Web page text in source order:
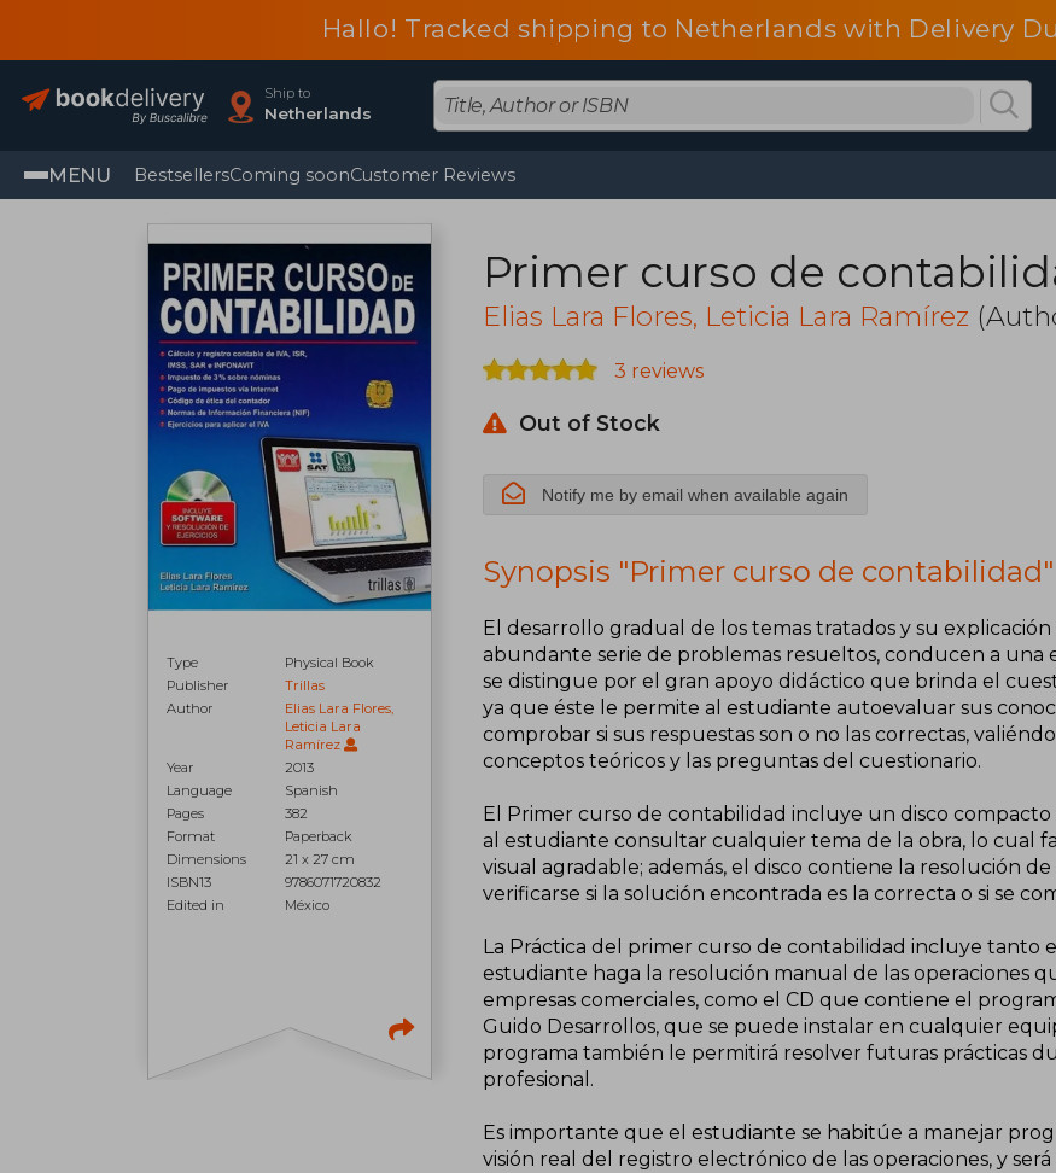
Hallo! Tracked shipping to Netherlands with Delivery
Ship to
Netherlands
MENU BestsellersComing soonCustomer Reviews
Type
Physical Book
Publisher
Trillas
Author
Elias Lara Flores,
Leticia Lara
Ramírez
Year
2013
Language
Spanish
Pages
382
Format
Paperback
Dimensions
21 x 27 cm
ISBN13
9786071720832
Edited in
México
Primer curso de
Elias Lara Flores, Leticia Lara Ramírez
3 reviews
Out of Stock
Notify me by email when available again
Synopsis "Primer curso de contabilidad"
El desarrollo gradual de los temas tratados y su explicación
abundante serie de problemas resueltos, conducen a una
se distingue por el gran apoyo didáctico que brinda el
ya que éste le permite al estudiante autoevaluar sus
comprobar si sus respuestas son o no las correctas,
conceptos teóricos y las preguntas del cuestionario.
El Primer curso de contabilidad incluye un disco
al estudiante consultar cualquier tema de la obra, lo cual
visual agradable; además, el disco contiene la resolución
verificarse si la solución encontrada es la correcta o si se
La Práctica del primer curso de contabilidad incluye tanto
estudiante haga la resolución manual de las operaciones
empresas comerciales, como el CD que contiene el
Guido Desarrollos, que se puede instalar en cualquier
programa también le permitirá resolver futuras prácticas
profesional.
Es importante que el estudiante se habitúe a manejar
visión real del registro electrónico de las operaciones, y